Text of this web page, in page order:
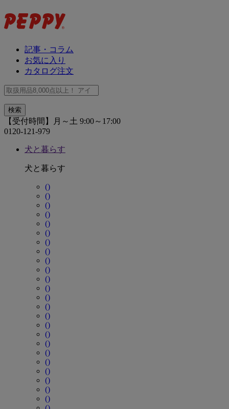
記事・コラム
お気に入り
カタログ注文
【受付時間】月～土 9:00～17:00
0120-121-979
犬と暮らす
犬と暮らす
()
()
()
()
()
()
()
()
()
()
()
()
()
()
()
()
()
()
()
()
()
()
()
()